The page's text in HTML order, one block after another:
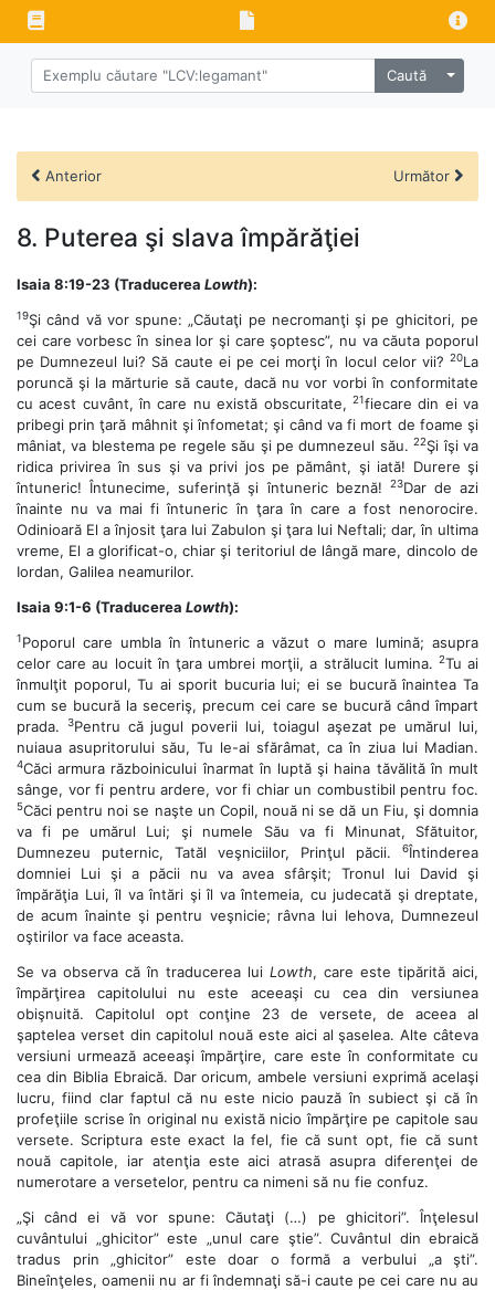
Caută
Anterior Următor
8. Puterea şi slava împărăţiei
Isaia 8:19-23 (Traducerea Lowth):
19Şi când vă vor spune: „Căutaţi pe necromanţi şi pe ghicitori, pe
cei care vorbesc în sinea lor şi care şoptesc”, nu va căuta poporul
pe Dumnezeul lui? Să caute ei pe cei morţi în locul celor vii? 20La
poruncă şi la mărturie să caute, dacă nu vor vorbi în conformitate
cu acest cuvânt, în care nu există obscuritate, 21fiecare din ei va
pribegi prin ţară mâhnit şi înfometat; şi când va fi mort de foame şi
mâniat, va blestema pe regele său şi pe dumnezeul său.22Şi îşi va
ridica privirea în sus şi va privi jos pe pământ, şi iată! Durere şi
întuneric! Întunecime, suferinţă şi întuneric beznă!
23Dar de azi
înainte nu va mai fi întuneric în ţara în care a fost nenorocire.
Odinioară El a înjosit ţara lui Zabulon şi ţara lui Neftali; dar, în ultima
vreme, El a glorificat-o, chiar şi teritoriul de lângă mare, dincolo de
Iordan, Galilea neamurilor.
Isaia 9:1-6 (Traducerea Lowth):
1Poporul care umbla în întuneric a văzut o mare lumină; asupra
celor care au locuit în ţara umbrei morţii, a strălucit lumina. 2Tu ai
înmulţit poporul, Tu ai sporit bucuria lui; ei se bucură înaintea Ta
cum se bucură la seceriş, precum cei care se bucură când împart
prada.
3Pentru că jugul poverii lui, toiagul aşezat pe umărul lui,
nuiaua asupritorului său, Tu le-ai sfărâmat, ca în ziua lui Madian.
4Căci armura războinicului înarmat în luptă şi haina tăvălită în mult
sânge, vor fi pentru ardere, vor fi chiar un combustibil pentru foc.
5Căci pentru noi se naşte un Copil, nouă ni se dă un Fiu, şi domnia
va fi pe umărul Lui; şi numele Său va fi Minunat, Sfătuitor,
Dumnezeu puternic, Tatăl veşniciilor, Prinţul păcii.
6Întinderea
domniei Lui şi a păcii nu va avea sfârşit; Tronul lui David şi
împărăţia Lui, îl va întări şi îl va întemeia, cu judecată şi dreptate,
de acum înainte şi pentru veşnicie; râvna lui Iehova, Dumnezeul
oştirilor va face aceasta.
Se va observa că în traducerea lui Lowth, care este tipărită aici,
împărţirea capitolului nu este aceeaşi cu cea din versiunea
obişnuită. Capitolul opt conţine 23 de versete, de aceea al
şaptelea verset din capitolul nouă este aici al şaselea. Alte câteva
versiuni urmează aceeaşi împărţire, care este în conformitate cu
cea din Biblia Ebraică. Dar oricum, ambele versiuni exprimă acelaşi
lucru, fiind clar faptul că nu este nicio pauză în subiect şi că în
profeţiile scrise în original nu există nicio împărţire pe capitole sau
versete. Scriptura este exact la fel, fie că sunt opt, fie că sunt
nouă capitole, iar atenţia este aici atrasă asupra diferenţei de
numerotare a versetelor, pentru ca nimeni să nu fie confuz.
„Şi când ei vă vor spune: Căutaţi (…) pe ghicitori”. Înţelesul
cuvântului „ghicitor” este „unul care ştie”. Cuvântul din ebraică
tradus prin „ghicitor” este doar o formă a verbului „a şti”.
Bineînţeles, oamenii nu ar fi îndemnaţi să-i caute pe cei care nu au